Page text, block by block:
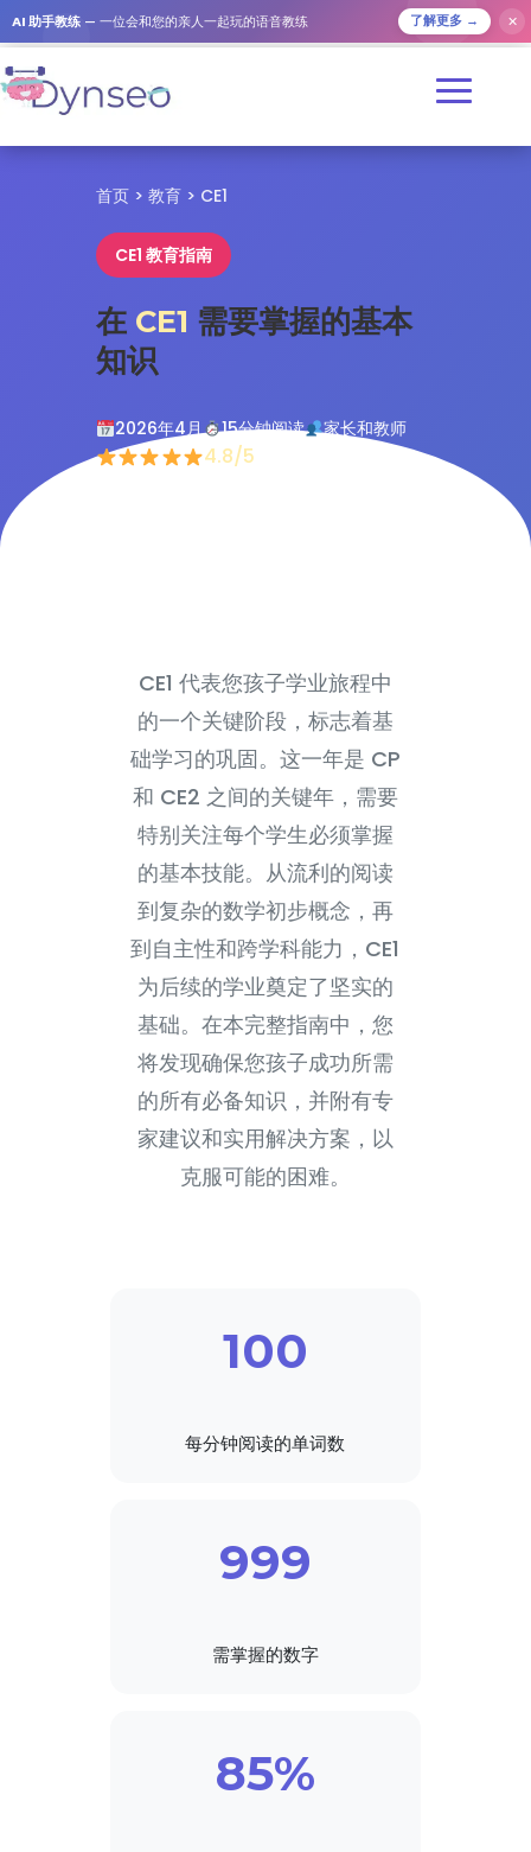
AI 助手教练 — 一位会和您的亲人一起玩的语音教练 了解更多 → ✕
首页> 教育> CE1
CE1 教育指南
在 CE1 需要掌握的基本
知识
2026年4月 15分钟阅读 家长和教师
4.8/5
CE1 代表您孩子学业旅程中
的一个关键阶段，标志着基
础学习的巩固。这一年是 CP
和 CE2 之间的关键年，需要
特别关注每个学生必须掌握
的基本技能。从流利的阅读
到复杂的数学初步概念，再
到自主性和跨学科能力，CE1
为后续的学业奠定了坚实的
基础。在本完整指南中，您
将发现确保您孩子成功所需
的所有必备知识，并附有专
家建议和实用解决方案，以
克服可能的困难。
100
每分钟阅读的单词数
999
需掌握的数字
85%